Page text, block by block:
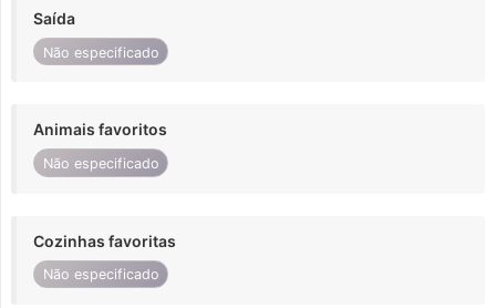
Saída
Não especificado
Animais favoritos
Não especificado
Cozinhas favoritas
Não especificado